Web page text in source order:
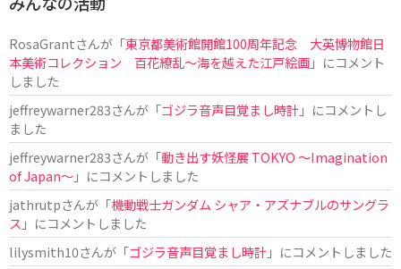
RosaGrantさんが「東京都美術館開館100周年記念 大英博物館日
本美術コレクション 百花繚乱～海を越えた江戸絵画」にコメント
しました
jeffreywarner283さんが「ゴジラ音声目覚まし時計」にコメントし
ました
jeffreywarner283さんが「動き出す妖怪展 TOKYO 〜Imagination
of Japan〜」にコメントしました
jathrutpさんが「機動戦士ガンダム シャア・アズナブルのサングラ
ス 」にコメントしました
lilysmith10さんが「ゴジラ音声目覚まし時計」にコメントしました